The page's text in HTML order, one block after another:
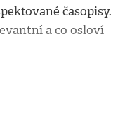
časopisy.
a co osloví